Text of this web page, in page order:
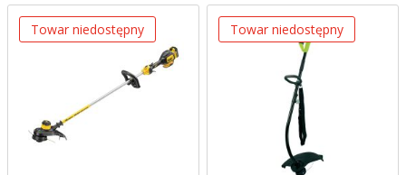
Towar niedostępny Towar niedostępny